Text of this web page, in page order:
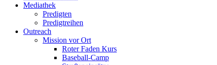
Mediathek
Predigten
Predigtreihen
Outreach
Mission vor Ort
Roter Faden Kurs
Baseball-Camp